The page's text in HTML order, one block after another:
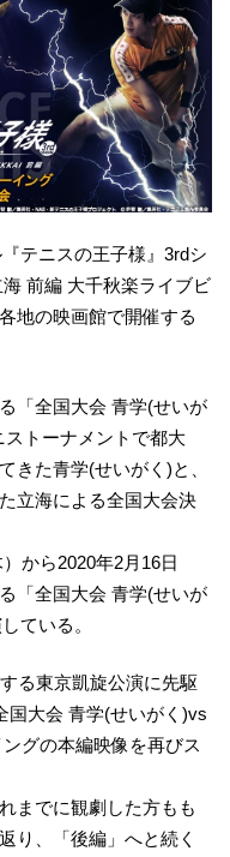
テニスの王子様』3rdシ
前編 大千秋楽ライブビ
地の映画館で開催する
「全国大会 青学(せいが
ストーナメントで都大
きた青学(せいがく)と、
立海による全国大会決
から2020年2月16日
「全国大会 青学(せいが
ている。
る東京凱旋公演に先駆
国大会 青学(せいがく)vs
グの本編映像を再びス
までに観劇した方もも
り、「後編」へと続く